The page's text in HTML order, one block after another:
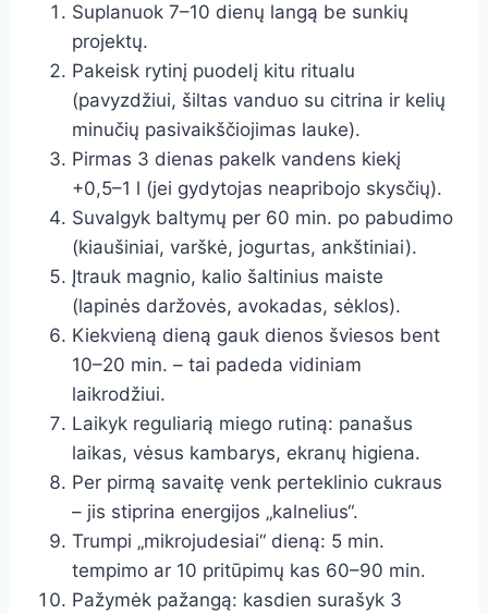
Suplanuok 7–10 dienų langą be sunkių
projektų.
Pakeisk rytinį puodelį kitu ritualu
(pavyzdžiui, šiltas vanduo su citrina ir kelių
minučių pasivaikščiojimas lauke).
Pirmas 3 dienas pakelk vandens kiekį
+0,5–1 l (jei gydytojas neapribojo skysčių).
Suvalgyk baltymų per 60 min. po pabudimo
(kiaušiniai, varškė, jogurtas, ankštiniai).
Įtrauk magnio, kalio šaltinius maiste
(lapinės daržovės, avokadas, sėklos).
Kiekvieną dieną gauk dienos šviesos bent
10–20 min. – tai padeda vidiniam
laikrodžiui.
Laikyk reguliarią miego rutiną: panašus
laikas, vėsus kambarys, ekranų higiena.
Per pirmą savaitę venk perteklinio cukraus
– jis stiprina energijos „kalnelius“.
Trumpi „mikrojudesiai“ dieną: 5 min.
tempimo ar 10 pritūpimų kas 60–90 min.
Pažymėk pažangą: kasdien surašyk 3